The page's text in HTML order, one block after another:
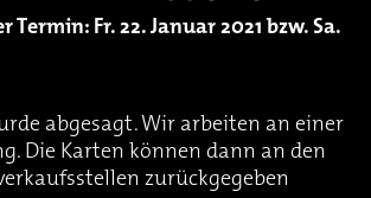
Termin: Fr. 22. Januar 2021 bzw. Sa.
abgesagt. Wir arbeiten an einer
Die Karten können dann an den
zurückgegeben